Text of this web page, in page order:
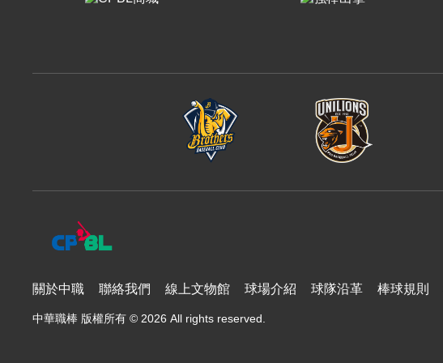
富邦悍將 味全龍
關於中職 聯絡我們 線上文物館 球場介紹 球隊沿革 棒球規則
中華職棒 版權所有 © 2026 All rights reserved.